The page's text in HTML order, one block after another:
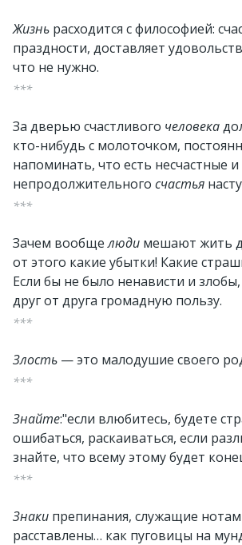
Жизнь расходится с философией:
праздности, доставляет
что не нужно.
***
За дверью счастливого человека
кто-нибудь с молоточком,
напоминать, что есть несчастные и
непродолжительного счастья
***
Зачем вообщелюди мешают жить
от этого какие убытки! Какие
Если бы не было ненависти и
друг от друга громадную пользу.
***
Злость — это малодушие своего
***
Знайте:"если влюбитесь, будете
ошибаться, раскаиваться, если
знайте, что всему этому будет
***
Знаки препинания, служащие
расставлены… как пуговицы на